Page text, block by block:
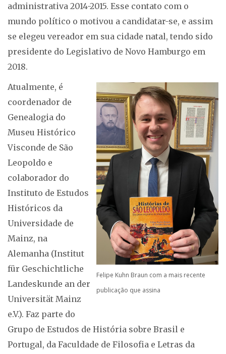
administrativa 2014-2015. Esse contato com o
mundo político o motivou a candidatar-se, e assim
se elegeu vereador em sua cidade natal, tendo sido
presidente do Legislativo de Novo Hamburgo em
2018.
Felipe Kuhn Braun com a mais recente
publicação que assina
Atualmente, é
coordenador de
Genealogia do
Museu Histórico
Visconde de São
Leopoldo e
colaborador do
Instituto de Estudos
Históricos da
Universidade de
Mainz, na
Alemanha (Institut
für Geschichtliche
Landeskunde an der
Universität Mainz
e.V.). Faz parte do
Grupo de Estudos de História sobre Brasil e
Portugal, da Faculdade de Filosofia e Letras da